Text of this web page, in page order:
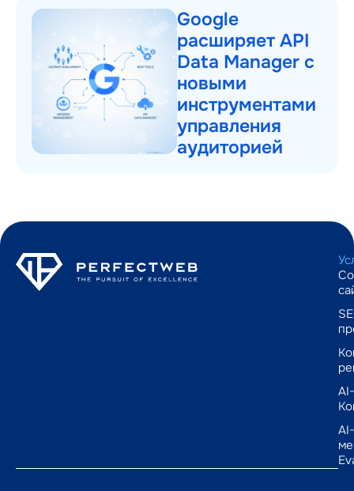
Google
расширяет API
Data Manager с
новыми
инструментами
управления
аудиторией
AI-
AI-